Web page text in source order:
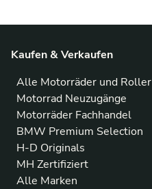
Kaufen & Verkaufen
Alle Motorräder und Roller
Motorrad Neuzugänge
Motorräder Fachhandel
BMW Premium Selection
H-D Originals
MH Zertifiziert
Alle Marken